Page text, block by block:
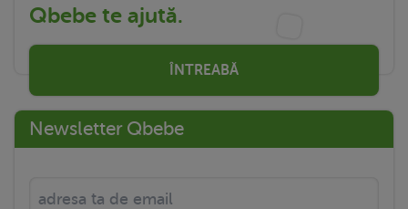
Qbebe te ajută.
ÎNTREABĂ
Newsletter Qbebe